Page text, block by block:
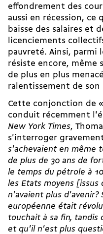
effondrement des
aussi en récession, ce
baisse des salaires et
licenciements
pauvreté. Ainsi, parmi
résiste encore, même
de plus en plus
ralentissement de son
Cette conjonction de
conduit récemment
New York Times,
s'interroger
s'achevaient en même
de plus de 30 ans de
le temps du pétrole à
les Etats moyens [issus
n'avaient plus d'avenir?
européenne était
touchait à sa fin, tandis
et qu'il n'est plus